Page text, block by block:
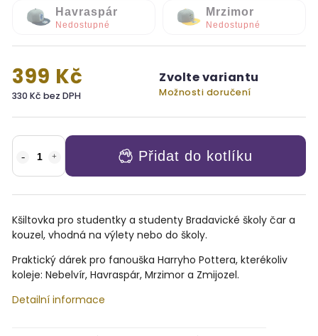
Havraspár
Nedostupné
Mrzimor
Nedostupné
399 Kč
330 Kč bez DPH
Zvolte variantu
Možnosti doručení
Přidat do kotlíku
Kšiltovka pro studentky a studenty Bradavické školy čar a
kouzel, vhodná na výlety nebo do školy.
Praktický dárek pro fanouška Harryho Pottera, kterékoliv
koleje: Nebelvír, Havraspár, Mrzimor a Zmijozel.
Detailní informace